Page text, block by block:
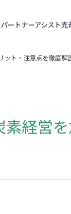
パートナーアシスト売
ット・注意点を徹底解
経営